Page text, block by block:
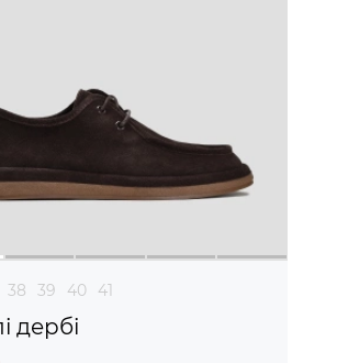
38 39 40 41
дербі